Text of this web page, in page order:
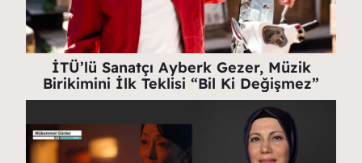
İTÜ’lü Sanatçı Ayberk Gezer, Müzik
Birikimini İlk Teklisi “Bil Ki Değişmez”